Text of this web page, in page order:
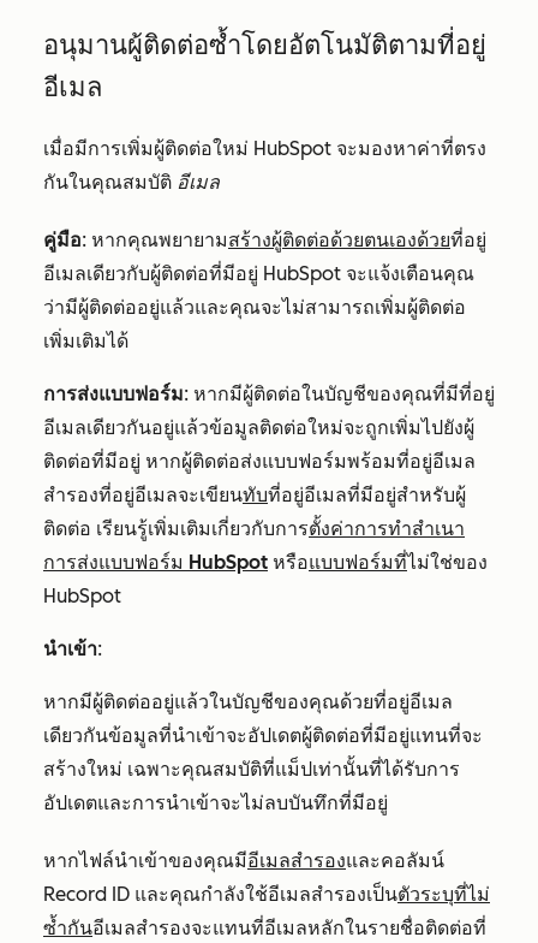
อนุมานผู้ติดต่อซ้ำโดยอัตโนมัติตามที่อยู่
อีเมล
เมื่อมีการเพิ่มผู้ติดต่อใหม่ HubSpot จะมองหาค่าที่ตรง
กันในคุณสมบัติ อีเมล
คู่มือ: หากคุณพยายามสร้างผู้ติดต่อด้วยตนเองด้วยที่อยู่
อีเมลเดียวกับผู้ติดต่อที่มีอยู่ HubSpot จะแจ้งเตือนคุณ
ว่ามีผู้ติดต่ออยู่แล้วและคุณจะไม่สามารถเพิ่มผู้ติดต่อ
เพิ่มเติมได้
การส่งแบบฟอร์ม: หากมีผู้ติดต่อในบัญชีของคุณที่มีที่อยู่
อีเมลเดียวกันอยู่แล้วข้อมูลติดต่อใหม่จะถูกเพิ่มไปยังผู้
ติดต่อที่มีอยู่ หากผู้ติดต่อส่งแบบฟอร์มพร้อมที่อยู่อีเมล
สำรองที่อยู่อีเมลจะเขียนทับที่อยู่อีเมลที่มีอยู่สำหรับผู้
ติดต่อ เรียนรู้เพิ่มเติมเกี่ยวกับการตั้งค่าการทำสำเนา
การส่งแบบฟอร์ม HubSpot หรือแบบฟอร์มที่ไม่ใช่ของ
HubSpot
นำเข้า:
หากมีผู้ติดต่ออยู่แล้วในบัญชีของคุณด้วยที่อยู่อีเมล
เดียวกันข้อมูลที่นำเข้าจะอัปเดตผู้ติดต่อที่มีอยู่แทนที่จะ
สร้างใหม่ เฉพาะคุณสมบัติที่แม็ปเท่านั้นที่ได้รับการ
อัปเดตและการนำเข้าจะไม่ลบบันทึกที่มีอยู่
หากไฟล์นำเข้าของคุณมีอีเมลสำรองและคอลัมน์
Record ID และคุณกำลังใช้อีเมลสำรองเป็นตัวระบุที่ไม่
ซ้ำกันอีเมลสำรองจะแทนที่อีเมลหลักในรายชื่อติดต่อที่